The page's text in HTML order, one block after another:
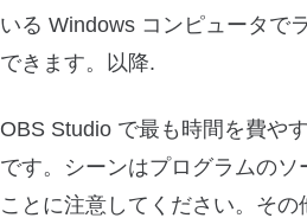
いる Windows コンピュータで
できます。以降.
OBS Studio で最も時間を費や
です。シーンはプログラムの
ことに注意してください。そ